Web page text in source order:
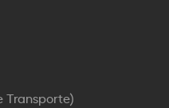
Transporte)